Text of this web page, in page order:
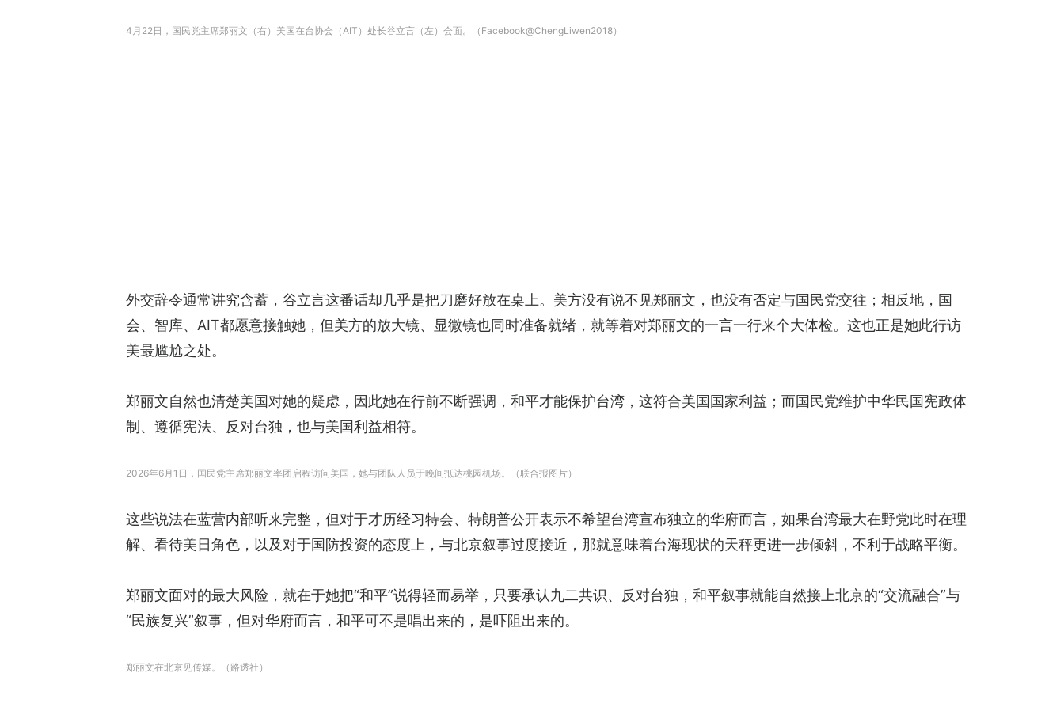
4月22日，国民党主席郑丽文（右）美国在台协会（AIT）处长谷立言（左）会面。（Facebook@ChengLiwen2018）
外交辞令通常讲究含蓄，谷立言这番话却几乎是把刀磨好放在桌上。美方没有说不见郑丽文，也没有否定与国民党交往；相反地，国
会、智库、AIT都愿意接触她，但美方的放大镜、显微镜也同时准备就绪，就等着对郑丽文的一言一行来个大体检。这也正是她此行访
美最尴尬之处。
郑丽文自然也清楚美国对她的疑虑，因此她在行前不断强调，和平才能保护台湾，这符合美国国家利益；而国民党维护中华民国宪政体
制、遵循宪法、反对台独，也与美国利益相符。
2026年6月1日，国民党主席郑丽文率团启程访问美国，她与团队人员于晚间抵达桃园机场。（联合报图片）
这些说法在蓝营内部听来完整，但对于才历经习特会、特朗普公开表示不希望台湾宣布独立的华府而言，如果台湾最大在野党此时在理
解、看待美日角色，以及对于国防投资的态度上，与北京叙事过度接近，那就意味着台海现状的天秤更进一步倾斜，不利于战略平衡。
郑丽文面对的最大风险，就在于她把“和平”说得轻而易举，只要承认九二共识、反对台独，和平叙事就能自然接上北京的“交流融合”与
“民族复兴”叙事，但对华府而言，和平可不是唱出来的，是吓阻出来的。
郑丽文在北京见传媒。（路透社）